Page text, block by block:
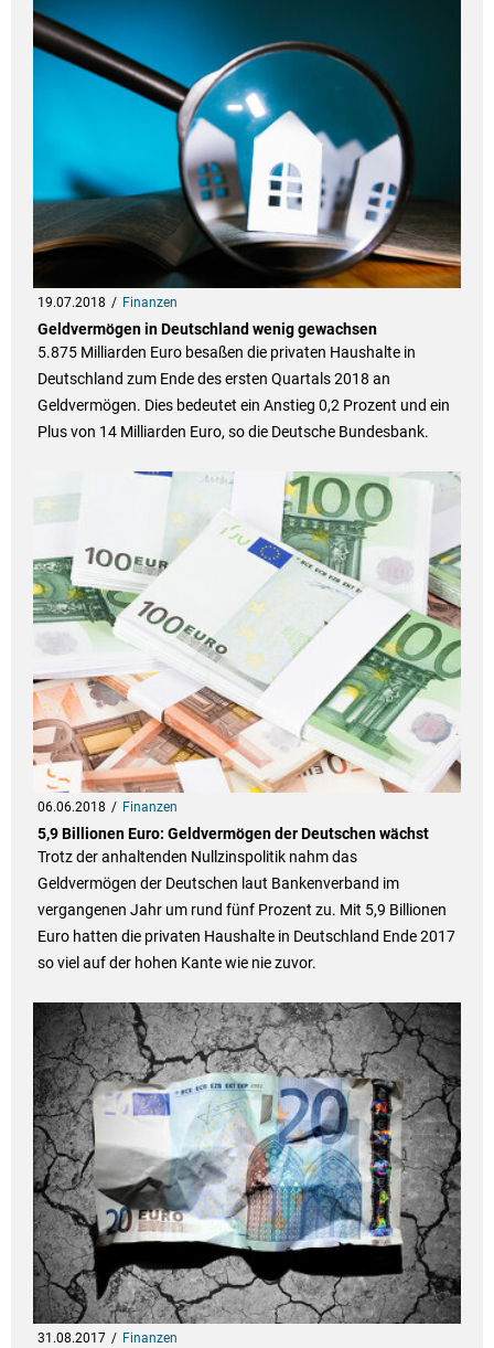
19.07.2018 Finanzen
Geldvermögen in Deutschland wenig gewachsen
5.875 Milliarden Euro besaßen die privaten Haushalte in
Deutschland zum Ende des ersten Quartals 2018 an
Geldvermögen. Dies bedeutet ein Anstieg 0,2 Prozent und ein
Plus von 14 Milliarden Euro, so die Deutsche Bundesbank.
06.06.2018 Finanzen
5,9 Billionen Euro: Geldvermögen der Deutschen wächst
Trotz der anhaltenden Nullzinspolitik nahm das
Geldvermögen der Deutschen laut Bankenverband im
vergangenen Jahr um rund fünf Prozent zu. Mit 5,9 Billionen
Euro hatten die privaten Haushalte in Deutschland Ende 2017
so viel auf der hohen Kante wie nie zuvor.
31.08.2017 Finanzen